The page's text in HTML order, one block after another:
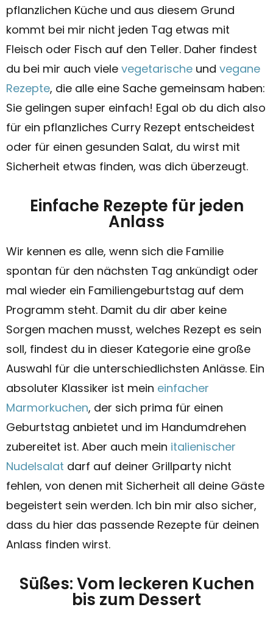
pflanzlichen Küche und aus diesem Grund
kommt bei mir nicht jeden Tag etwas mit
Fleisch oder Fisch auf den Teller. Daher findest
du bei mir auch viele vegetarische und vegane
Rezepte, die alle eine Sache gemeinsam haben:
Sie gelingen super einfach! Egal ob du dich also
für ein pflanzliches Curry Rezept entscheidest
oder für einen gesunden Salat, du wirst mit
Sicherheit etwas finden, was dich überzeugt.
Einfache Rezepte für jeden
Anlass
Wir kennen es alle, wenn sich die Familie
spontan für den nächsten Tag ankündigt oder
mal wieder ein Familiengeburtstag auf dem
Programm steht. Damit du dir aber keine
Sorgen machen musst, welches Rezept es sein
soll, findest du in dieser Kategorie eine große
Auswahl für die unterschiedlichsten Anlässe. Ein
absoluter Klassiker ist mein einfacher
Marmorkuchen, der sich prima für einen
Geburtstag anbietet und im Handumdrehen
zubereitet ist. Aber auch mein italienischer
Nudelsalat darf auf deiner Grillparty nicht
fehlen, von denen mit Sicherheit all deine Gäste
begeistert sein werden. Ich bin mir also sicher,
dass du hier das passende Rezepte für deinen
Anlass finden wirst.
Süßes: Vom leckeren Kuchen
bis zum Dessert